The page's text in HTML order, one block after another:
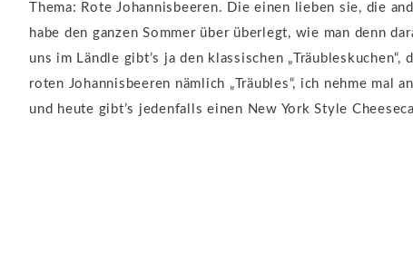
Thema: Rote Johannisbeeren. Die einen lieben sie, die
habe den ganzen Sommer über überlegt, wie man denn
uns im Ländle gibt’s ja den klassischen
roten Johannisbeeren nämlich „Träubles“, ich nehme mal
und heute gibt’s jedenfalls einen New York Style